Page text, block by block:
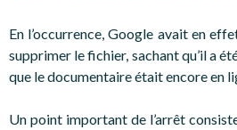
En l’occurrence, Google avait en
supprimer le fichier, sachant qu’il a
que le documentaire était encore en
Un point important de l’arrêt